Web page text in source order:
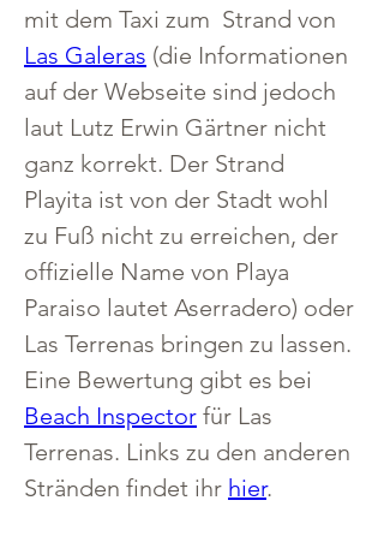
mit dem Taxi zum  Strand von
Las Galeras (die Informationen
auf der Webseite sind jedoch
laut Lutz Erwin Gärtner nicht
ganz korrekt. Der Strand
Playita ist von der Stadt wohl
zu Fuß nicht zu erreichen, der
offizielle Name von Playa
Paraiso lautet Aserradero) oder
Las Terrenas bringen zu lassen.
Eine Bewertung gibt es bei
Beach Inspector für Las
Terrenas. Links zu den anderen
Stränden findet ihr hier.